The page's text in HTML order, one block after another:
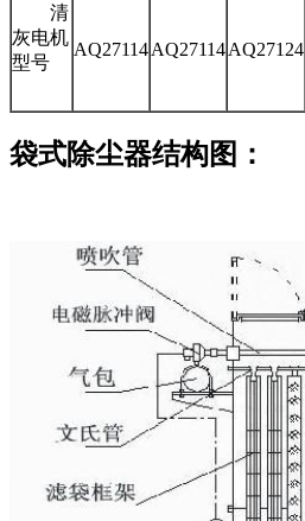
清
灰电机
型号
AQ27114AQ27114AQ27124
袋式除尘器结构图：